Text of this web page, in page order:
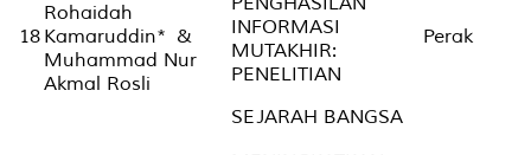
18
Rohaidah
Kamaruddin* &
Muhammad Nur
Akmal Rosli
INFORMASI
MUTAKHIR:
PENELITIAN
SEJARAH BANGSA
Perak